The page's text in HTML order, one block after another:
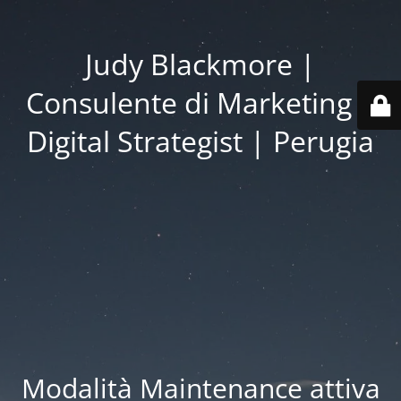
Judy Blackmore |
Consulente di Marketing |
Digital Strategist | Perugia
Modalità Maintenance attiva